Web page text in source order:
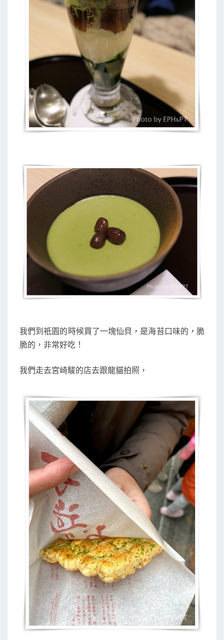
我們到祇園的時候買了一塊仙貝，是海苔口味的，脆
脆的，非常好吃！
我們走去宮崎駿的店去跟龍貓拍照，